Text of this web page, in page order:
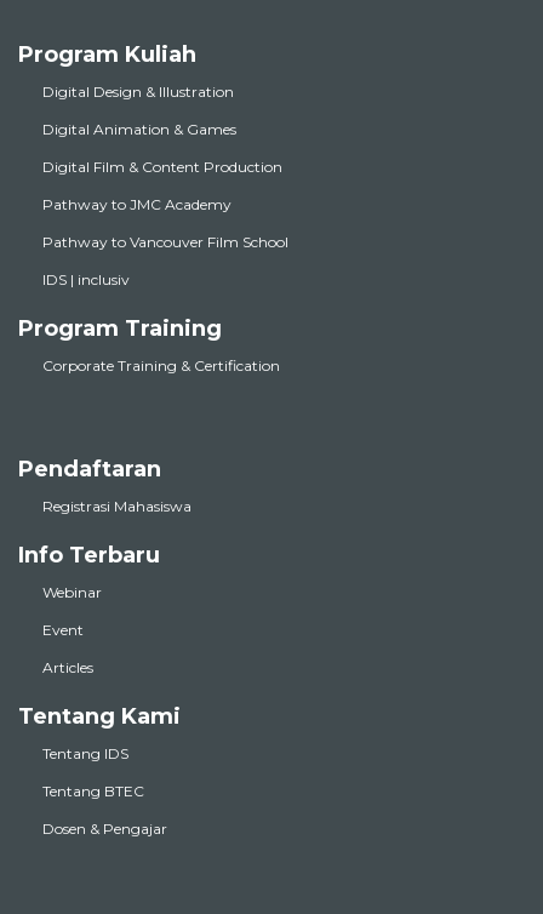
Program Kuliah
Digital Design & Illustration
Digital Animation & Games
Digital Film & Content Production
Pathway to JMC Academy
Pathway to Vancouver Film School
IDS | inclusiv
Program Training
Corporate Training & Certification
Pendaftaran
Registrasi Mahasiswa
Info Terbaru
Webinar
Event
Articles
Tentang Kami
Tentang IDS
Tentang BTEC
Dosen & Pengajar